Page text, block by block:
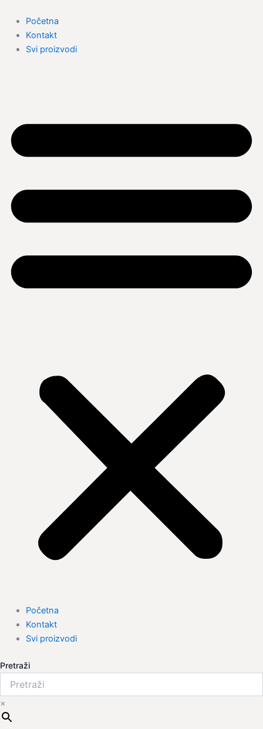
content
Početna
Kontakt
Svi proizvodi
Početna
Kontakt
Svi proizvodi
Pretraži
×